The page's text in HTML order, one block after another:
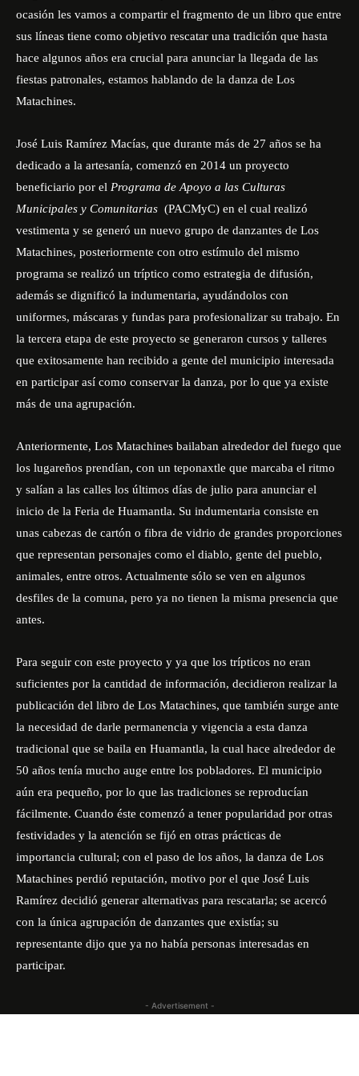
ocasión les vamos a compartir el fragmento de un libro que entre
sus líneas tiene como objetivo rescatar una tradición que hasta
hace algunos años era crucial para anunciar la llegada de las
fiestas patronales, estamos hablando de la danza de Los
Matachines.
José Luis Ramírez Macías, que durante más de 27 años se ha
dedicado a la artesanía, comenzó en 2014 un proyecto
beneficiario por el Programa de Apoyo a las Culturas
Municipales y Comunitarias (PACMyC) en el cual realizó
vestimenta y se generó un nuevo grupo de danzantes de Los
Matachines, posteriormente con otro estímulo del mismo
programa se realizó un tríptico como estrategia de difusión,
además se dignificó la indumentaria, ayudándolos con
uniformes, máscaras y fundas para profesionalizar su trabajo. En
la tercera etapa de este proyecto se generaron cursos y talleres
que exitosamente han recibido a gente del municipio interesada
en participar así como conservar la danza, por lo que ya existe
más de una agrupación.
Anteriormente, Los Matachines bailaban alrededor del fuego que
los lugareños prendían, con un teponaxtle que marcaba el ritmo
y salían a las calles los últimos días de julio para anunciar el
inicio de la Feria de Huamantla. Su indumentaria consiste en
unas cabezas de cartón o fibra de vidrio de grandes proporciones
que representan personajes como el diablo, gente del pueblo,
animales, entre otros. Actualmente sólo se ven en algunos
desfiles de la comuna, pero ya no tienen la misma presencia que
antes.
Para seguir con este proyecto y ya que los trípticos no eran
suficientes por la cantidad de información, decidieron realizar la
publicación del libro de Los Matachines, que también surge ante
la necesidad de darle permanencia y vigencia a esta danza
tradicional que se baila en Huamantla, la cual hace alrededor de
50 años tenía mucho auge entre los pobladores. El municipio
aún era pequeño, por lo que las tradiciones se reproducían
fácilmente. Cuando éste comenzó a tener popularidad por otras
festividades y la atención se fijó en otras prácticas de
importancia cultural; con el paso de los años, la danza de Los
Matachines perdió reputación, motivo por el que José Luis
Ramírez decidió generar alternativas para rescatarla; se acercó
con la única agrupación de danzantes que existía; su
representante dijo que ya no había personas interesadas en
participar.
- Advertisement -